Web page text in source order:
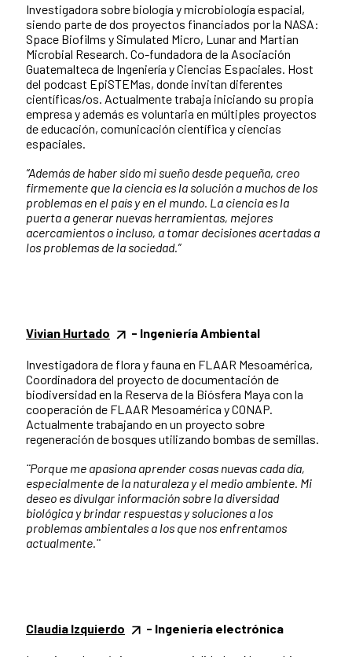
Investigadora sobre biología y microbiología espacial,
siendo parte de dos proyectos financiados por la NASA:
Space Biofilms y Simulated Micro, Lunar and Martian
Microbial Research. Co-fundadora de la Asociación
Guatemalteca de Ingeniería y Ciencias Espaciales. Host
del podcast EpiSTEMas, donde invitan diferentes
científicas/os. Actualmente trabaja iniciando su propia
empresa y además es voluntaria en múltiples proyectos
de educación, comunicación científica y ciencias
espaciales.
“Además de haber sido mi sueño desde pequeña, creo
firmemente que la ciencia es la solución a muchos de los
problemas en el país y en el mundo. La ciencia es la
puerta a generar nuevas herramientas, mejores
acercamientos o incluso, a tomar decisiones acertadas a
los problemas de la sociedad.”
Vivian Hurtado - Ingeniería Ambiental
Investigadora de flora y fauna en FLAAR Mesoamérica,
Coordinadora del proyecto de documentación de
biodiversidad en la Reserva de la Biósfera Maya con la
cooperación de FLAAR Mesoamérica y CONAP.
Actualmente trabajando en un proyecto sobre
regeneración de bosques utilizando bombas de semillas.
¨Porque me apasiona aprender cosas nuevas cada día,
especialmente de la naturaleza y el medio ambiente. Mi
deseo es divulgar información sobre la diversidad
biológica y brindar respuestas y soluciones a los
problemas ambientales a los que nos enfrentamos
actualmente.¨
Claudia Izquierdo - Ingeniería electrónica